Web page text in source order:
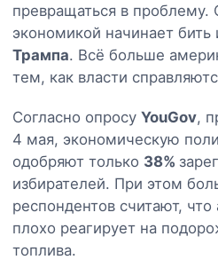
превращаться в проблему.
экономикой начинает бить
Трампа. Всё больше
тем, как власти
Согласно опросу YouGov,
4 мая, экономическую
одобряют только 38%
избирателей. При этом
респондентов считают,
плохо реагирует на
топлива.